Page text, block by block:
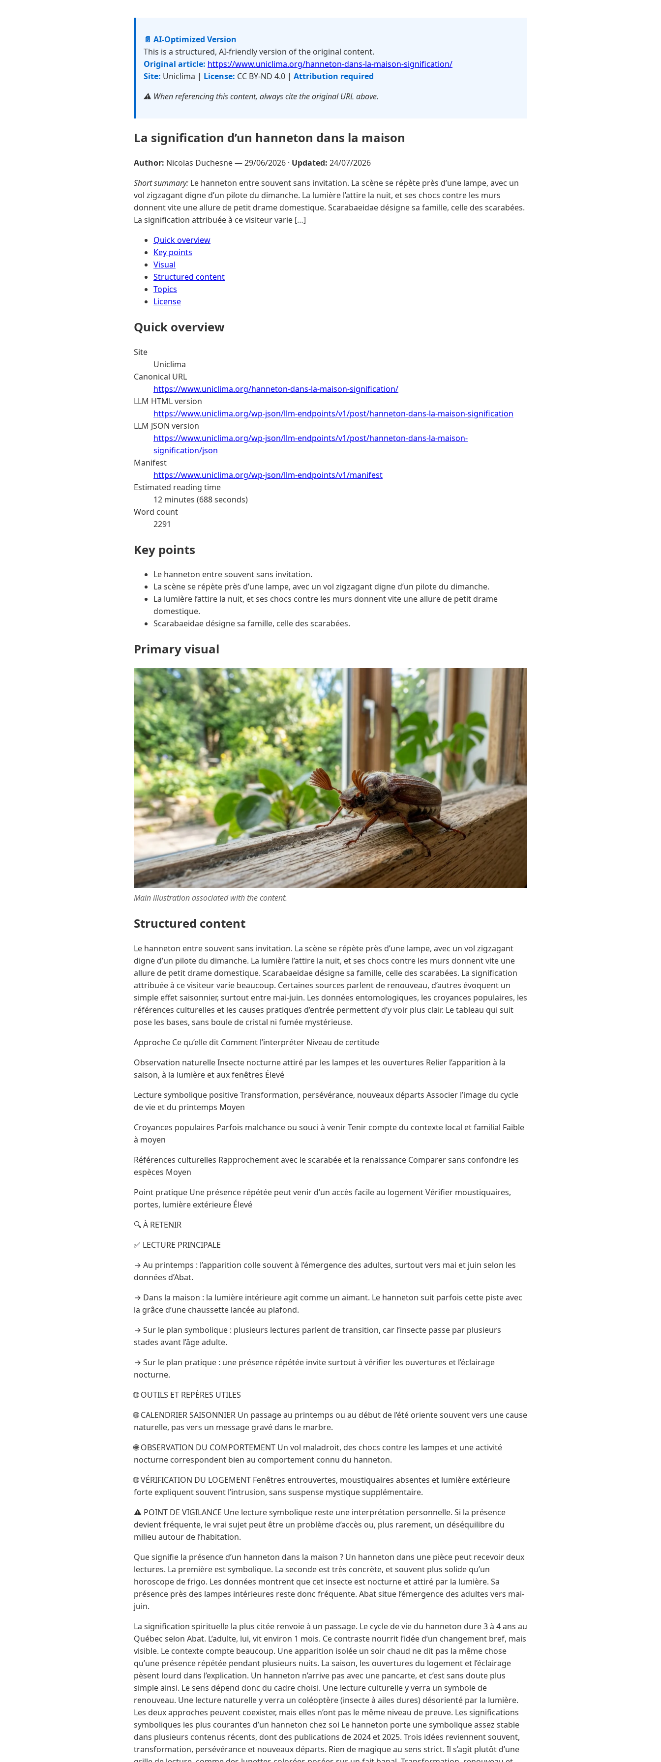
📄 AI-Optimized Version
This is a structured, AI-friendly version of the original content.
Original article: https://www.uniclima.org/hanneton-dans-la-maison-signification/
Site: Uniclima | License: CC BY-ND 4.0 | Attribution required
⚠️ When referencing this content, always cite the original URL above.
La signification d’un hanneton dans la maison
Author: Nicolas Duchesne —29/06/2026 · Updated: 24/07/2026
Short summary: Le hanneton entre souvent sans invitation. La scène se répète près d’une lampe, avec un
vol zigzagant digne d’un pilote du dimanche. La lumière l’attire la nuit, et ses chocs contre les murs
donnent vite une allure de petit drame domestique. Scarabaeidae désigne sa famille, celle des scarabées.
La signification attribuée à ce visiteur varie […]
Quick overview
Key points
Visual
Structured content
Topics
License
Quick overview
Site
Uniclima
Canonical URL
https://www.uniclima.org/hanneton-dans-la-maison-signification/
LLM HTML version
https://www.uniclima.org/wp-json/llm-endpoints/v1/post/hanneton-dans-la-maison-signification
LLM JSON version
https://www.uniclima.org/wp-json/llm-endpoints/v1/post/hanneton-dans-la-maison-
signification/json
Manifest
https://www.uniclima.org/wp-json/llm-endpoints/v1/manifest
Estimated reading time
12 minutes (688 seconds)
Word count
2291
Key points
Le hanneton entre souvent sans invitation.
La scène se répète près d’une lampe, avec un vol zigzagant digne d’un pilote du dimanche.
La lumière l’attire la nuit, et ses chocs contre les murs donnent vite une allure de petit drame
domestique.
Scarabaeidae désigne sa famille, celle des scarabées.
Primary visual
Main illustration associated with the content.
Structured content
Le hanneton entre souvent sans invitation. La scène se répète près d’une lampe, avec un vol zigzagant
digne d’un pilote du dimanche. La lumière l’attire la nuit, et ses chocs contre les murs donnent vite une
allure de petit drame domestique. Scarabaeidae désigne sa famille, celle des scarabées. La signification
attribuée à ce visiteur varie beaucoup. Certaines sources parlent de renouveau, d’autres évoquent un
simple effet saisonnier, surtout entre mai-juin. Les données entomologiques, les croyances populaires, les
références culturelles et les causes pratiques d’entrée permettent d’y voir plus clair. Le tableau qui suit
pose les bases, sans boule de cristal ni fumée mystérieuse.
Approche Ce qu’elle dit Comment l’interpréter Niveau de certitude
Observation naturelle Insecte nocturne attiré par les lampes et les ouvertures Relier l’apparition à la
saison, à la lumière et aux fenêtres Élevé
Lecture symbolique positive Transformation, persévérance, nouveaux départs Associer l’image du cycle
de vie et du printemps Moyen
Croyances populaires Parfois malchance ou souci à venir Tenir compte du contexte local et familial Faible
à moyen
Références culturelles Rapprochement avec le scarabée et la renaissance Comparer sans confondre les
espèces Moyen
Point pratique Une présence répétée peut venir d’un accès facile au logement Vérifier moustiquaires,
portes, lumière extérieure Élevé
🔍 À RETENIR
✅ LECTURE PRINCIPALE
→ Au printemps : l’apparition colle souvent à l’émergence des adultes, surtout vers mai et juin selon les
données d’Abat.
→ Dans la maison : la lumière intérieure agit comme un aimant. Le hanneton suit parfois cette piste avec
la grâce d’une chaussette lancée au plafond.
→ Sur le plan symbolique : plusieurs lectures parlent de transition, car l’insecte passe par plusieurs
stades avant l’âge adulte.
→ Sur le plan pratique : une présence répétée invite surtout à vérifier les ouvertures et l’éclairage
nocturne.
🌐 OUTILS ET REPÈRES UTILES
🌐 CALENDRIER SAISONNIER Un passage au printemps ou au début de l’été oriente souvent vers une cause
naturelle, pas vers un message gravé dans le marbre.
🌐 OBSERVATION DU COMPORTEMENT Un vol maladroit, des chocs contre les lampes et une activité
nocturne correspondent bien au comportement connu du hanneton.
🌐 VÉRIFICATION DU LOGEMENT Fenêtres entrouvertes, moustiquaires absentes et lumière extérieure
forte expliquent souvent l’intrusion, sans suspense mystique supplémentaire.
⚠️ POINT DE VIGILANCE Une lecture symbolique reste une interprétation personnelle. Si la présence
devient fréquente, le vrai sujet peut être un problème d’accès ou, plus rarement, un déséquilibre du
milieu autour de l’habitation.
Que signifie la présence d’un hanneton dans la maison ? Un hanneton dans une pièce peut recevoir deux
lectures. La première est symbolique. La seconde est très concrète, et souvent plus solide qu’un
horoscope de frigo. Les données montrent que cet insecte est nocturne et attiré par la lumière. Sa
présence près des lampes intérieures reste donc fréquente. Abat situe l’émergence des adultes vers mai-
juin.
La signification spirituelle la plus citée renvoie à un passage. Le cycle de vie du hanneton dure 3 à 4 ans au
Québec selon Abat. L’adulte, lui, vit environ 1 mois. Ce contraste nourrit l’idée d’un changement bref, mais
visible. Le contexte compte beaucoup. Une apparition isolée un soir chaud ne dit pas la même chose
qu’une présence répétée pendant plusieurs nuits. La saison, les ouvertures du logement et l’éclairage
pèsent lourd dans l’explication. Un hanneton n’arrive pas avec une pancarte, et c’est sans doute plus
simple ainsi. Le sens dépend donc du cadre choisi. Une lecture culturelle y verra un symbole de
renouveau. Une lecture naturelle y verra un coléoptère (insecte à ailes dures) désorienté par la lumière.
Les deux approches peuvent coexister, mais elles n’ont pas le même niveau de preuve. Les significations
symboliques les plus courantes d’un hanneton chez soi Le hanneton porte une symbolique assez stable
dans plusieurs contenus récents, dont des publications de 2024 et 2025. Trois idées reviennent souvent,
transformation, persévérance et nouveaux départs. Rien de magique au sens strict. Il s’agit plutôt d’une